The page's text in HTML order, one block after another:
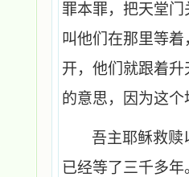
罪本罪，把天堂
叫他们在那里等
开，他们就跟着
的意思，因为这
吾主耶稣救赎
已经等了三千多年